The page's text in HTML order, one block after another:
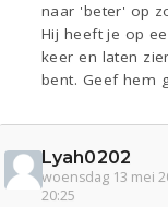
naar 'beter' op
Hij heeft je op
keer en laten
bent. Geef hem
Lyah0202
woensdag 13 mei
20:25